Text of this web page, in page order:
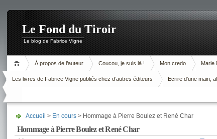
Le Fond du Tiroir
Le blog de Fabrice Vigne
À propos de l’auteur Coucou, je suis là ! Mon credo Marie
Les livres de Fabrice Vigne publiés chez d’autres éditeurs Ecrire d’une main,
Accueil > En cours > Hommage à Pierre Boulez et René Char
Hommage à Pierre Boulez et René Char